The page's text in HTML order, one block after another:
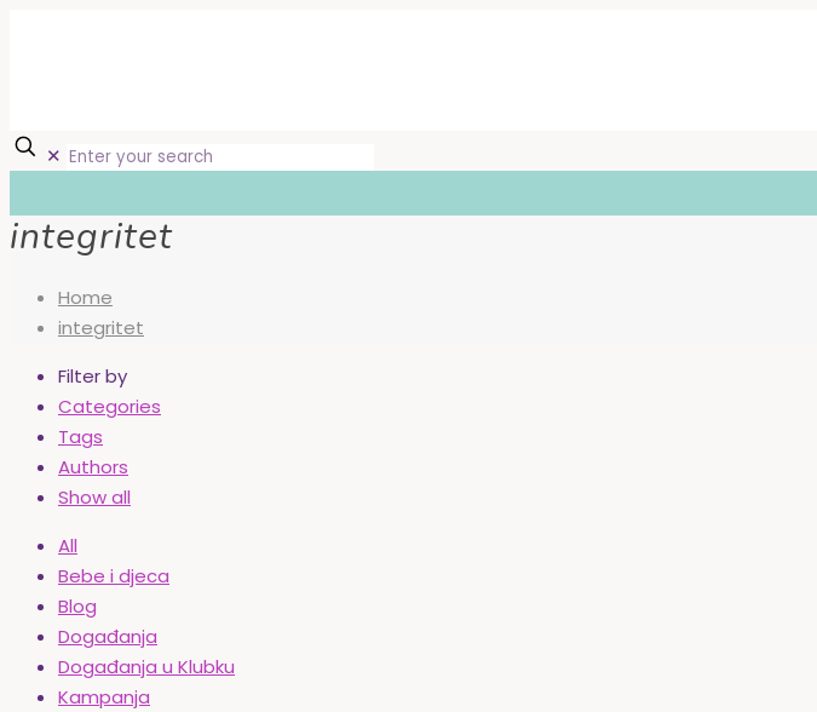
✕
integritet
Home
integritet
Filter by
Categories
Tags
Authors
Show all
All
Bebe i djeca
Blog
Događanja
Događanja u Klubku
Kampanja